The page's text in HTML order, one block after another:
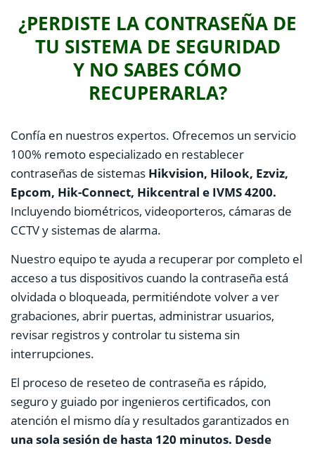
¿PERDISTE LA CONTRASEÑA DE
TU SISTEMA DE SEGURIDAD
Y NO SABES CÓMO
RECUPERARLA?
Confía en nuestros expertos. Ofrecemos un servicio
100% remoto especializado en restablecer
contraseñas de sistemas Hikvision, Hilook, Ezviz,
Epcom, Hik-Connect, Hikcentral e IVMS 4200.
Incluyendo biométricos, videoporteros, cámaras de
CCTV y sistemas de alarma.
Nuestro equipo te ayuda a recuperar por completo el
acceso a tus dispositivos cuando la contraseña está
olvidada o bloqueada, permitiéndote volver a ver
grabaciones, abrir puertas, administrar usuarios,
revisar registros y controlar tu sistema sin
interrupciones.
El proceso de reseteo de contraseña es rápido,
seguro y guiado por ingenieros certificados, con
atención el mismo día y resultados garantizados en
una sola sesión de hasta 120 minutos. Desde